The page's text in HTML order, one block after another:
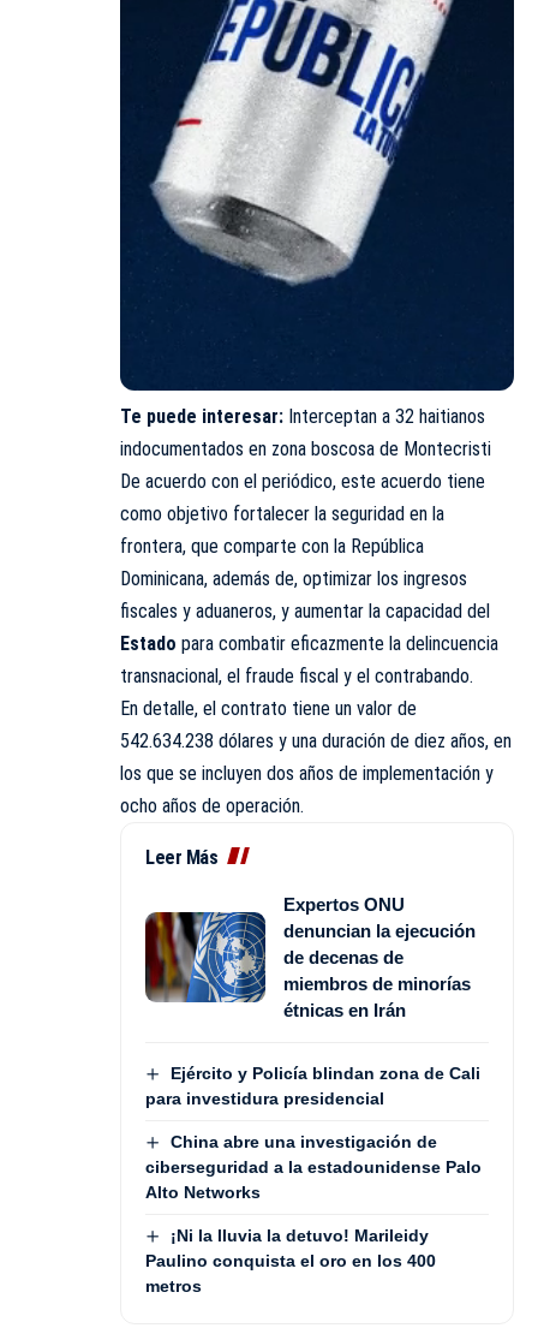
Te puede interesar: Interceptan a 32 haitianos
indocumentados en zona boscosa de Montecristi
De acuerdo con el periódico, este acuerdo tiene
como objetivo fortalecer la seguridad en la
frontera, que comparte con la República
Dominicana, además de, optimizar los ingresos
fiscales y aduaneros, y aumentar la capacidad del
Estado para combatir eficazmente la delincuencia
transnacional, el fraude fiscal y el contrabando.
En detalle, el contrato tiene un valor de
542.634.238 dólares y una duración de diez años, en
los que se incluyen dos años de implementación y
ocho años de operación.
Leer Más
Expertos ONU
denuncian la ejecución
de decenas de
miembros de minorías
étnicas en Irán
Ejército y Policía blindan zona de Cali
para investidura presidencial
China abre una investigación de
ciberseguridad a la estadounidense Palo
Alto Networks
¡Ni la lluvia la detuvo! Marileidy
Paulino conquista el oro en los 400
metros